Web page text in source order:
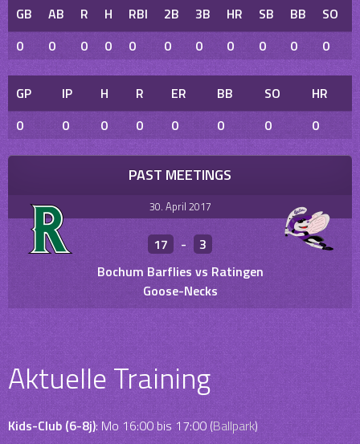
GB AB R H RBI 2B 3B HR SB BB SO
0
0 0 0 0 0 0 0 0 0 0
GP IP H R ER BB SO
HR
0
0 0 0 0 0 0 0
PAST MEETINGS
30. April 2017
17 -
3
Bochum Barflies vs Ratingen
Goose-Necks
Aktuelle Training
Kids-Club (6-8j): Mo 16:00 bis 17:00 (Ballpark)